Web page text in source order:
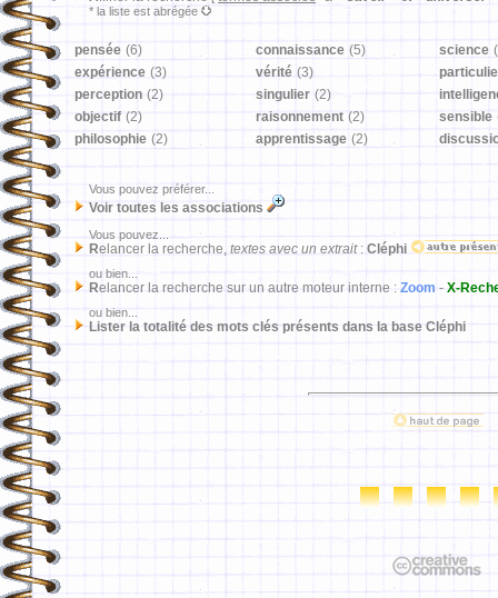
* la liste est abrégée
pensée (6) connaissance (5) science
expérience (3) vérité (3)
perception (2) singulier (2)
objectif (2) raisonnement (2) sensible
philosophie (2) apprentissage (2)
Vous pouvez préférer...
Voir toutes les associations
Vous pouvez...
Relancer la recherche, textes avec un extrait: Cléphi
ou bien...
Relancer la recherche sur un autre moteur interne : Zoom - X-
ou bien...
Lister la totalité des mots clés présents dans la base Cléphi